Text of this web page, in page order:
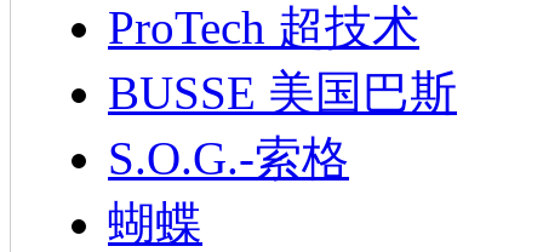
ProTech 超技术
BUSSE 美国巴斯
S.O.G.-索格
蝴蝶